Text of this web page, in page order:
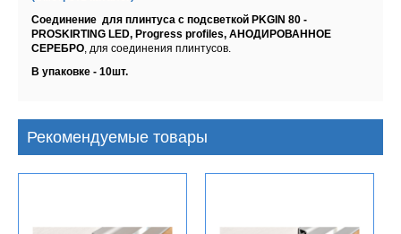
Соединение для плинтуса с подсветкой PKGIN 80 -
PROSKIRTING LED, Progress profiles, АНОДИРОВАННОЕ
СЕРЕБРО для соединения плинтусов.
В упаковке - 10шт.
Рекомендуемые товары